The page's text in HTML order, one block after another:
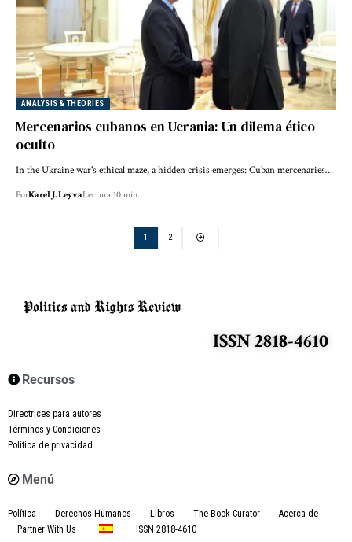
ANALYSIS & THEORIES
Mercenarios cubanos en Ucrania: Un dilema ético
oculto
In the Ukraine war's ethical maze, a hidden crisis emerges: Cuban mercenaries…
PorKarel J. LeyvaLectura 10 min.
1 2
ISSN 2818-4610
Recursos
Directrices para autores
Términos y Condiciones
Política de privacidad
Menú
Política Derechos Humanos Libros The Book Curator
Acerca de
Partner With Us
ISSN 2818-4610